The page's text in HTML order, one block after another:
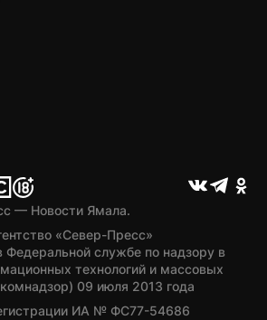
— Новости Ямала.
«Север-Пресс»
Федеральной службе по надзору в
технологий и массовых
09 июля 2013 года
ИА № ФС77-54686